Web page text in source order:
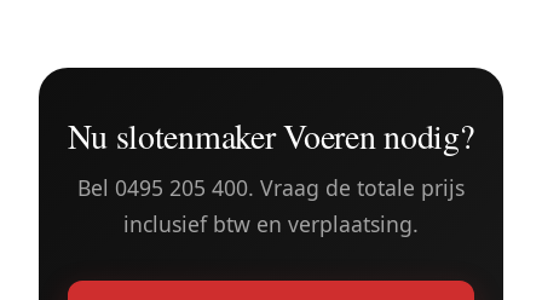
Nu slotenmaker Voeren nodig?
Bel 0495 205 400. Vraag de totale prijs
inclusief btw en verplaatsing.